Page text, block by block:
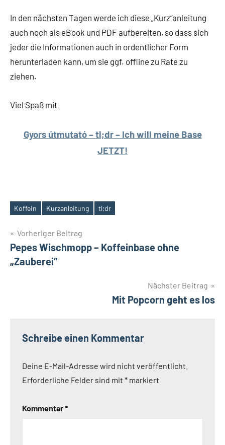
In den nächsten Tagen werde ich diese „Kurz“anleitung
auch noch als eBook und PDF aufbereiten, so dass sich
jeder die Informationen auch in ordentlicher Form
herunterladen kann, um sie ggf. offline zu Rate zu
ziehen.
Viel Spaß mit
Gyors útmutató – tl;dr – Ich will meine Base
JETZT!
Schlagwörter
Koffein Kurzanleitung tl;dr
Beitrags-
Navigation
Vorheriger Beitrag
Pepes Wischmopp – Koffeinbase ohne
„Zauberei“
Nächster Beitrag
Mit Popcorn geht es los
Schreibe einen Kommentar
Deine E-Mail-Adresse wird nicht veröffentlicht.
Erforderliche Felder sind mit * markiert
Kommentar*